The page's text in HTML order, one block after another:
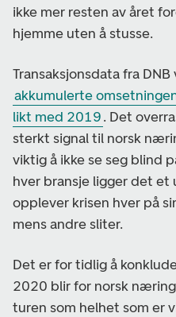
ikke mer resten av året
hjemme uten å stusse.
Transaksjonsdata fra
akkumulerte
likt med 2019. Det
sterkt signal til norsk
viktig å ikke se seg blind
hver bransje ligger det
opplever krisen hver på
mens andre sliter.
Det er for tidlig å
2020 blir for norsk
turen som helhet som er